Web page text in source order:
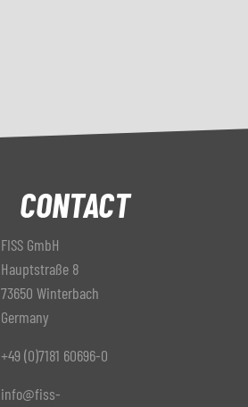
CONTACT
FISS GmbH
Hauptstraße 8
73650 Winterbach
Germany
+49 (0)7181 60696-0
info@fiss-